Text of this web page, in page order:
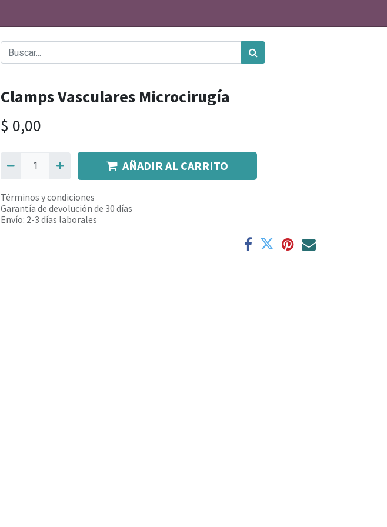
Clamps Vasculares Microcirugía
$ 0,00
AÑADIR AL CARRITO
Términos y condiciones
Garantía de devolución de 30 días
Envío: 2-3 días laborales